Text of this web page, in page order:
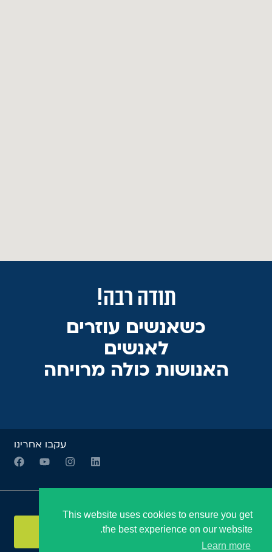
This website uses cookies to ensure you get
the best experience on our website.
Learn more
תודה רבה!
כשאנשים עוזרים
לאנשים
האנושות כולה מרויחה
עקבו אחרינו